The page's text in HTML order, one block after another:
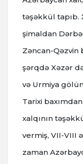
təşəkkül tapıb.
şimaldan
Zəncan-Qəzvin
şərqdə Xəzər
və Urmiya
Tarixi
xalqının
vermiş, VII-VIII
zaman